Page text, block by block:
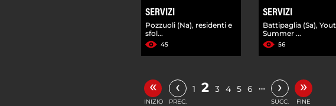
SERVIZI
Pozzuoli (Na), residenti e
sfol...
45
SERVIZI
Battipaglia (Sa),
Summer ...
56
«
INIZIO
‹
PREC.
1 2 3 4 5 6 … ›
SUCC.
»
FINE